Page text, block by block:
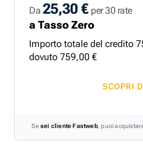
Da 25,30 €per 30 rate
a Tasso Zero
Importo totale del credito
dovuto 759,00 €
SCOPRI
Sesei cliente Fastweb, puoi